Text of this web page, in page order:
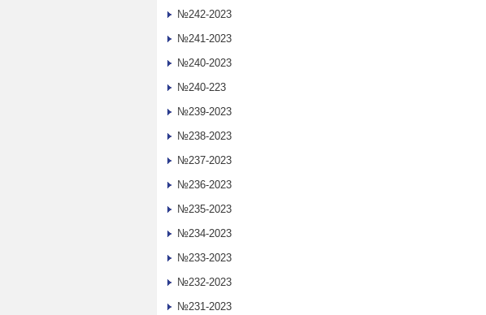
№242-2023
№241-2023
№240-2023
№240-223
№239-2023
№238-2023
№237-2023
№236-2023
№235-2023
№234-2023
№233-2023
№232-2023
№231-2023